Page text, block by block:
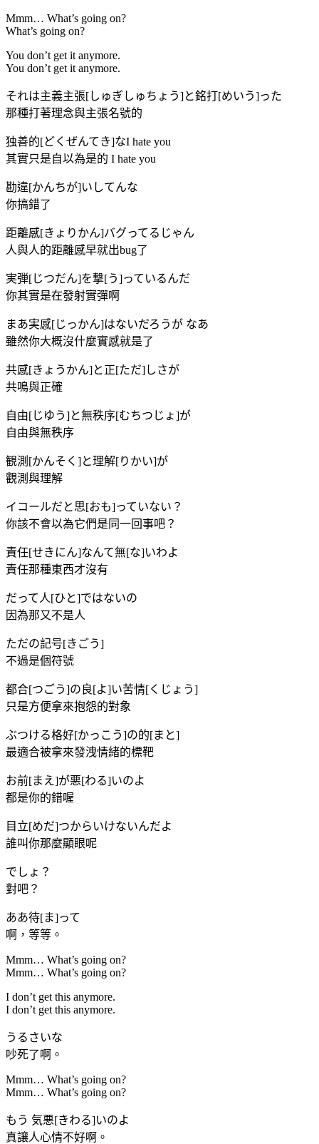
Mmm… What’s going on?
What’s going on?
You don’t get it anymore.
You don’t get it anymore.
それは主義主張[しゅぎしゅちょう]と銘打[めいう]った
那種打著理念與主張名號的
独善的[どくぜんてき]なI hate you
其實只是自以為是的 I hate you
勘違[かんちが]いしてんな
你搞錯了
距離感[きょりかん]バグってるじゃん
人與人的距離感早就出bug了
実弾[じつだん]を撃[う]っているんだ
你其實是在發射實彈啊
まあ実感[じっかん]はないだろうが なあ
雖然你大概沒什麼實感就是了
共感[きょうかん]と正[ただ]しさが
共鳴與正確
自由[じゆう]と無秩序[むちつじょ]が
自由與無秩序
観測[かんそく]と理解[りかい]が
觀測與理解
イコールだと思[おも]っていない？
你該不會以為它們是同一回事吧？
責任[せきにん]なんて無[な]いわよ
責任那種東西才沒有
だって人[ひと]ではないの
因為那又不是人
ただの記号[きごう]
不過是個符號
都合[つごう]の良[よ]い苦情[くじょう]
只是方便拿來抱怨的對象
ぶつける格好[かっこう]の的[まと]
最適合被拿來發洩情緒的標靶
お前[まえ]が悪[わる]いのよ
都是你的錯喔
目立[めだ]つからいけないんだよ
誰叫你那麼顯眼呢
でしょ？
對吧？
ああ待[ま]って
啊，等等。
Mmm… What’s going on?
Mmm… What’s going on?
I don’t get this anymore.
I don’t get this anymore.
うるさいな
吵死了啊。
Mmm… What’s going on?
Mmm… What’s going on?
もう 気悪[きわる]いのよ
真讓人心情不好啊。